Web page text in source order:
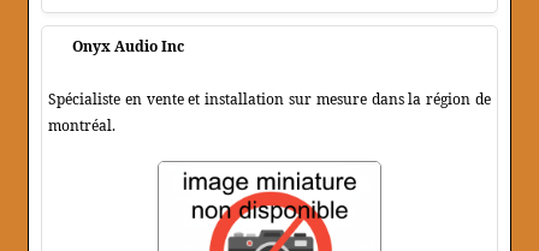
Onyx Audio Inc
Spécialiste en vente et installation sur mesure dans la région de
montréal.